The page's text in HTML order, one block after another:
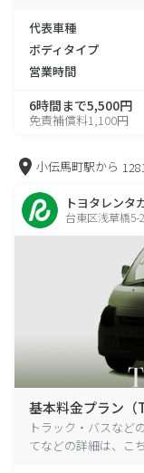
代表車種
ボディタイプ
営業時間
6時間まで5,500円
免責補償料1,100円
小伝馬町駅から
トヨタレンタ
台東区浅草橋5-
基本料金プラン（
トラック・バスなど
てなどの詳細は、こ